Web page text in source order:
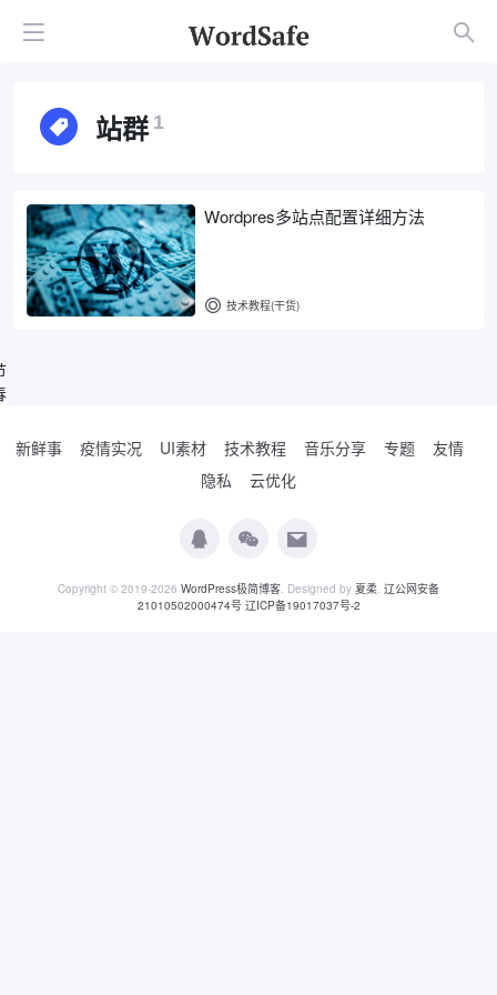
站群 1
Wordpres多站点配置详细方法
技术教程(干货)
新鲜事 疫情实况 UI素材 技术教程 音乐分享 专题
友情
隐私
云优化
Copyright © 2019-2026 WordPress极简博客. Designed by 夏柔. 辽公网安备
21010502000474号 辽ICP备19017037号-2